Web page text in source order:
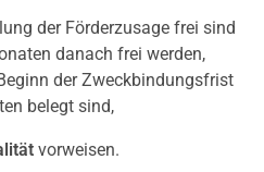
der Förderzusage frei sind
danach frei werden,
der Zweckbindungsfrist
belegt sind,
vorweisen.